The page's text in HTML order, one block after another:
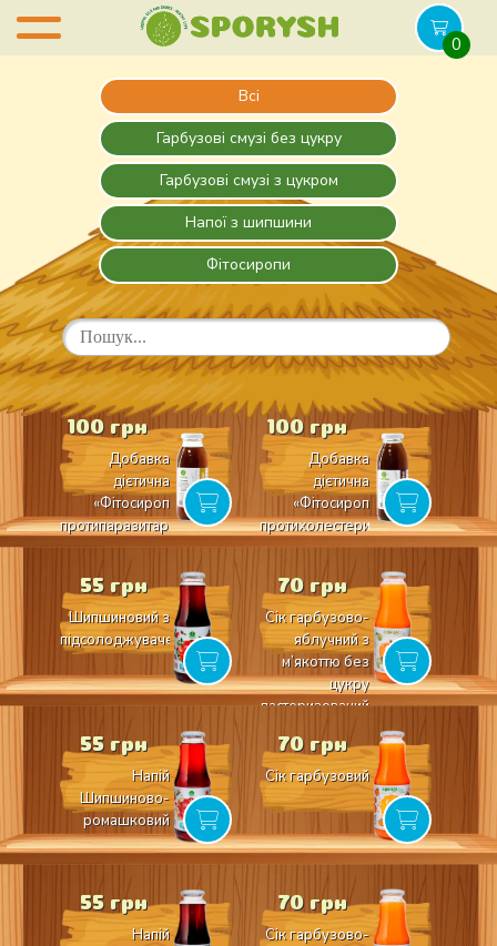
0
Всі
Гарбузові смузі без цукру
Гарбузові смузі з цукром
Напої з шипшини
Фітосиропи
100 грн
Добавка
дієтична
«Фітосироп
протипаразитарний»
100 грн
Добавка
дієтична
«Фітосироп
протихолестериновий»
55 грн
Шипшиновий з
підсолоджувачем
70 грн
Сік гарбузово-
яблучний з
м’якоттю без
цукру
пастеризований
55 грн
Напій
Шипшиново-
ромашковий
70 грн
Cік гарбузовий
55 грн
Напій
70 грн
Сік гарбузово-